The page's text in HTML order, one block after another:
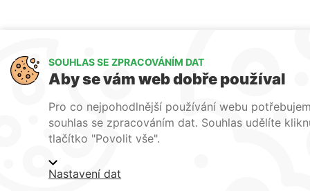
SOUHLAS SE ZPRACOVÁNÍM DAT
Aby se vám web dobře používal
Pro co nejpohodlnější používání webu
souhlas se zpracováním dat. Souhlas udělíte
tlačítko "Povolit vše".
Nastavení dat